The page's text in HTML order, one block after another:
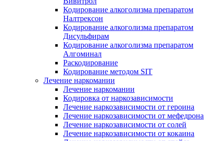
Кодирование алкоголизма препаратом
Налтрексон
Кодирование алкоголизма препаратом
Дисульфирам
Кодирование алкоголизма препаратом
Алгоминал
Раскодирование
Кодирование методом SIT
Лечение наркомании
Лечение наркомании
Кодировка от наркозависимости
Лечение наркозависимости от героина
Лечение наркозависимости от мефедрона
Лечение наркозависимости от солей
Лечение наркозависимости от кокаина